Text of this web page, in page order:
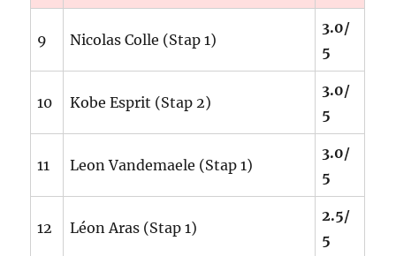
9 Nicolas Colle (Stap 1)
3.0/
5
10 Kobe Esprit (Stap 2)
3.0/
5
11 Leon Vandemaele (Stap 1)
3.0/
5
12 Léon Aras (Stap 1)
2.5/
5